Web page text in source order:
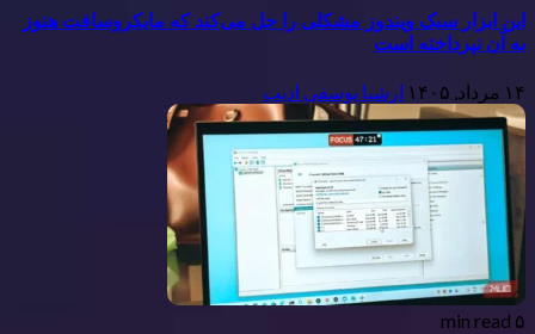
این ابزار سبک ویندوز مشکلی را حل می‌کند که مایکروسافت هنوز
به آن نپرداخته است
۱۴ مرداد, ۱۴۰۵ ارشیا یوسفی ادیب
۵ min read